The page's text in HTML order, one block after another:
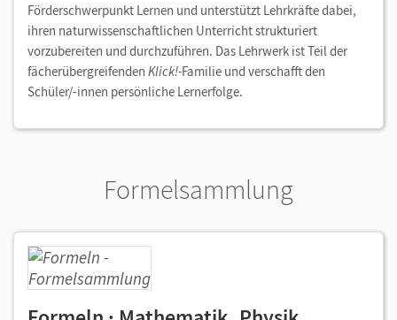
Förderschwerpunkt Lernen und unterstützt Lehrkräfte dabei,
ihren naturwissenschaftlichen Unterricht strukturiert
vorzubereiten und durchzuführen. Das Lehrwerk ist Teil der
fächerübergreifenden Klick!-Familie und verschafft den
Schüler/-innen persönliche Lernerfolge.
Formelsammlung